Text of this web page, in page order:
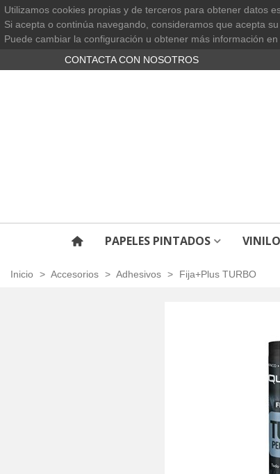
Utilizamos cookies propias y de terceros para obtener datos
Si acepta o continúa navegando, consideramos que acepta su
Puede cambiar la configuración u obtener más información
CONTACTA CON NOSOTROS
PAPELES PINTADOS
Inicio > Accesorios > Adhesivos > Fija+Plus TURBO